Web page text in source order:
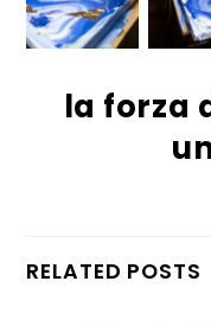
la forza
RELATED POSTS